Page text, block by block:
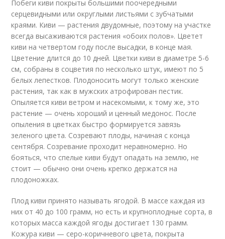
Побеги киви покрыты большими поочередными
серцевидными или округлыми листьями с зубчатыми
краями. Киви — растения двудомные, поэтому на участке
всегда высаживаются растения «обоих полов». Цветет
киви на четвертом году после высадки, в конце мая.
Цветение длится до 10 дней. Цветки киви в диаметре 5-6
см, собраны в соцветия по несколько штук, имеют по 5
белых лепестков. Плодоносить могут только женские
растения, так как в мужских атрофирован пестик.
Опыляется киви ветром и насекомыми, к тому же, это
растение — очень хороший и ценный медонос. После
опыления в цветках быстро формируется завязь
зеленого цвета. Созревают плоды, начиная с конца
сентября. Созревание проходит неравномерно. Но
бояться, что спелые киви будут опадать на землю, не
стоит — обычно они очень крепко держатся на
плодоножках.
Плод киви принято называть ягодой. В массе каждая из
них от 40 до 100 грамм, но есть и крупноплодные сорта, в
которых масса каждой ягоды достигает 130 грамм.
Кожура киви — серо-коричневого цвета, покрыта